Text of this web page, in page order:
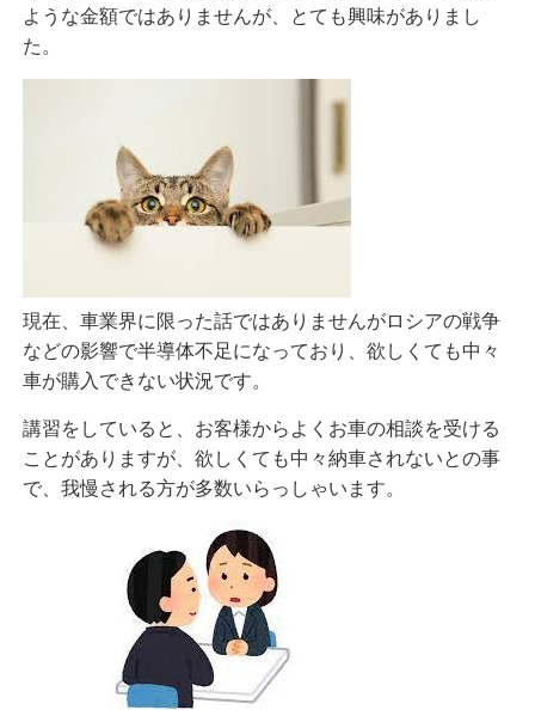
ような金額ではありませんが、とても興味がありまし
た。
現在、車業界に限った話ではありませんがロシアの戦争
などの影響で半導体不足になっており、欲しくても中々
車が購入できない状況です。
講習をしていると、お客様からよくお車の相談を受ける
ことがありますが、欲しくても中々納車されないとの事
で、我慢される方が多数いらっしゃいます。